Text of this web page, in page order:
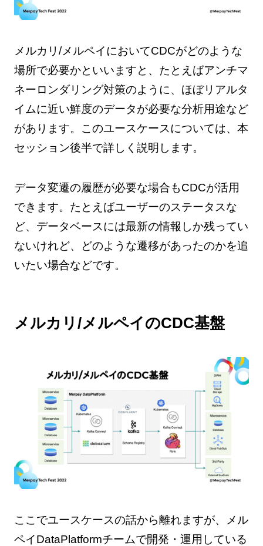
メルカリ/メルペイにおいてCDCがどのような
場所で必要かといいますと、たとえばアンチマ
ネーロンダリング対策のように、ほぼリアルタ
イムに近い鮮度のデータが必要な分析用途など
があります。このユースケースについては、本
セッション後半で詳しく説明します。
データ変遷の履歴が必要な場合もCDCが活用
できます。たとえばユーザーのステータスな
ど、データベースには最新の情報しか残ってい
ないけれど、どのような遷移があったのかを追
いたい場合などです。
メルカリ/メルペイのCDC基盤
ここでユースケースの話から離れますが、メル
ペイDataPlatformチームで開発・運用している